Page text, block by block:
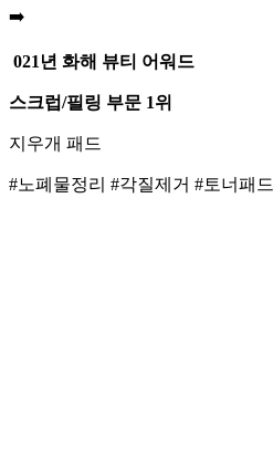
➡️
021년 화해 뷰티 어워드
스크럽/필링 부문 1위
지우개 패드
#노폐물정리 #각질제거 #토너패드